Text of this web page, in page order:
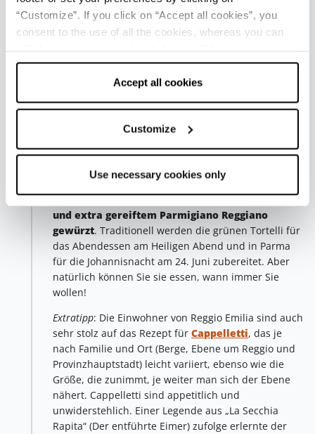
“Customize”. If you click on “Accept all cookies”, you
consent to the use of all the cookies, whereas you can
cookies only” and only the technical cookies for the
correct functioning of the website will be used.
Accept all cookies
Customize
Use necessary cookies only
nehmen), können Sie auf der letzten Etappe
quadratische
grüne Tortelli
Reggio Emilia
probieren.
DieZutatenvariieren je nach familiärer und lokaler
Überlieferung, und während die frische Pasta
Parma ähnelt, erinnert die Füllung an die Tortelli con
la coda, wobei neben Spinat und Ricotta auch
und der unverzichtbare Parmigiano Reggiano
hinzugefügt werden.
In der Provinz Reggio Emilia werden siemit Butter
und extra gereiftem Parmigiano Reggiano
gewürzt. Traditionell werden die grünen Tortelli für
das Abendessen am Heiligen Abend und in Parma
für die Johannisnacht am 24. Juni zubereitet. Aber
natürlich können Sie sie essen, wann immer Sie
wollen!
Extratipp: Die Einwohner von Reggio Emilia sind auch
sehr stolz auf das Rezept für Cappelletti, das je
nach Familie und Ort (Berge, Ebene um Reggio und
Provinzhauptstadt) leicht variiert, ebenso wie die
Größe, die zunimmt, je weiter man sich der Ebene
nähert. Cappelletti sind appetitlich und
unwiderstehlich. Einer Legende aus „La Secchia
Rapita“ (Der entführte Eimer) zufolge erlernte der